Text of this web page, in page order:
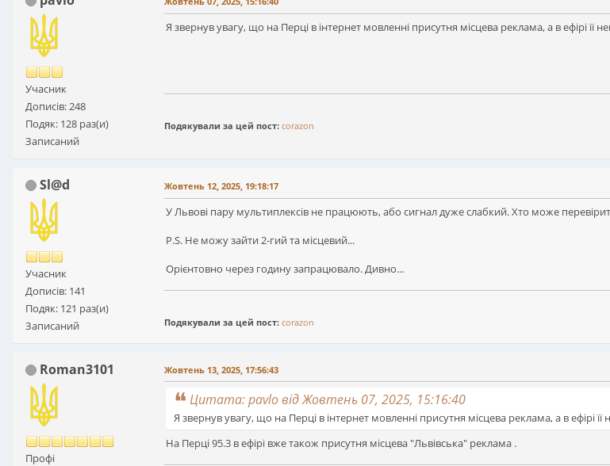
Учасник
Дописів: 248
Подяк: 128 раз(и)
Записаний
Я звернув увагу, що на Перці в інтернет мовленні присутня місцева реклама, а в ефірі її
Подякували за цей пост: corazon
Sl@d
Учасник
Дописів: 141
Подяк: 121 раз(и)
Записаний
Жовтень 12, 2025, 19:18:17
У Львові пару мультиплексів не працюють, або сигнал дуже слабкий. Хто може
P.S. Не можу зайти 2-гий та місцевий...
Орієнтовно через годину запрацювало. Дивно...
Подякували за цей пост: corazon
Roman3101
Профі
Жовтень 13, 2025, 17:56:43
Цитата: pavlo від Жовтень 07, 2025, 15:16:40
Я звернув увагу, що на Перці в інтернет мовленні присутня місцева реклама, а в ефірі
На Перці 95.3 в ефірі вже також присутня місцева "Львівська" реклама .